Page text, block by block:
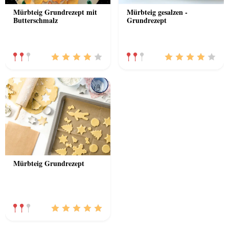
Mürbteig Grundrezept mit
Butterschmalz
Mürbteig gesalzen -
Grundrezept
Mürbteig Grundrezept